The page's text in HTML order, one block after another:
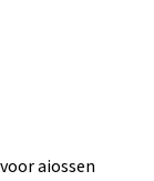
aiossen